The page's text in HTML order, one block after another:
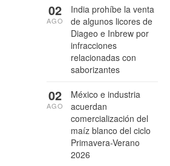
India prohíbe la venta
de algunos licores de
Diageo e Inbrew por
infracciones
relacionadas con
saborizantes
02
AGO
México e industria
acuerdan
comercialización del
maíz blanco del ciclo
Primavera-Verano
2026
02
AGO